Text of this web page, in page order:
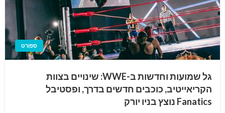
ספורט
גל שמועות וחדשות ב-WWE: שינויים בצוות
הקריאייטיב, כוכבים חדשים בדרך, ופסטיבל
Fanatics נוצץ בניו יורק